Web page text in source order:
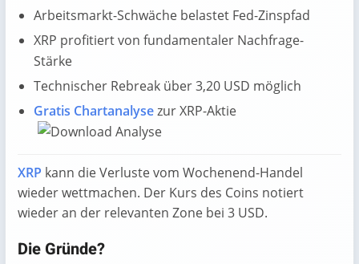
Arbeitsmarkt-Schwäche belastet Fed-Zinspfad
XRP profitiert von fundamentaler Nachfrage-
Stärke
Technischer Rebreak über 3,20 USD möglich
Gratis Chartanalysezur XRP-Aktie
XRP kann die Verluste vom Wochenend-Handel
wieder wettmachen. Der Kurs des Coins notiert
wieder an der relevanten Zone bei 3 USD.
Die Gründe?